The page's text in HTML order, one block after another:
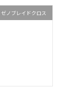
ゼノブレイドクロス